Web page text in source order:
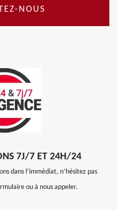
NOUS
7J/7 ET 24H/24
dans l’immédiat, n’hésitez pas
ou à nous appeler.